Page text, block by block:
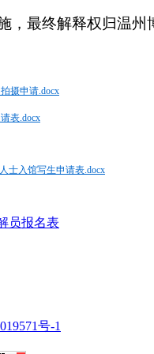
，最终解释权归温州
摄申请.docx
表.docx
士入馆写生申请表.docx
员报名表
号-1